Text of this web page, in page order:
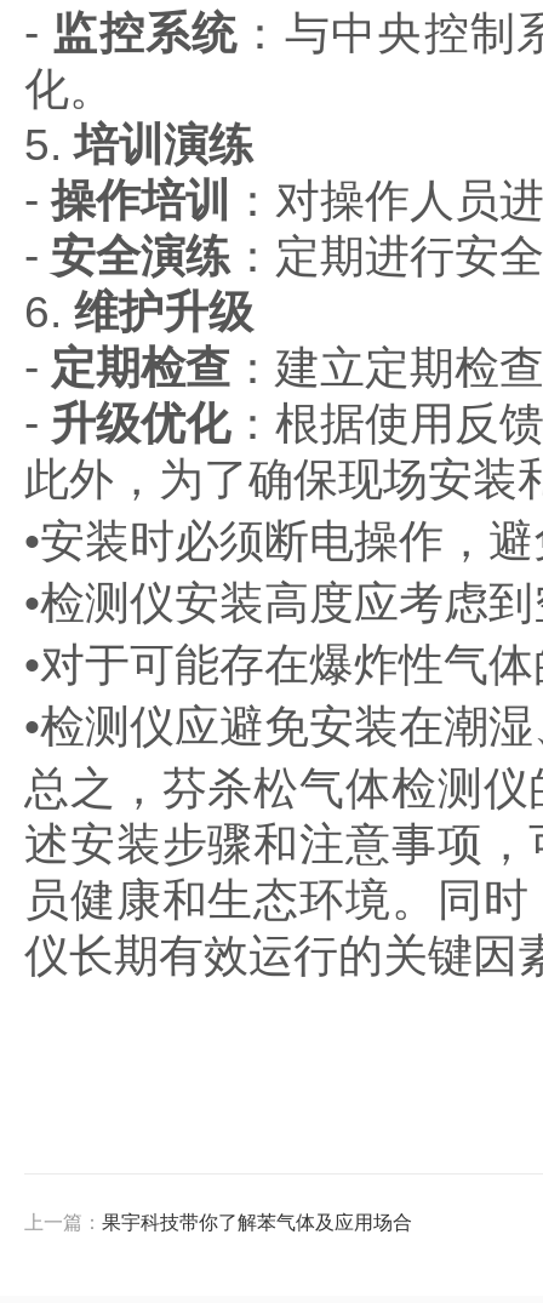
- 监控系统 ：与中央控
化。
5.培训演练
-操作培训
：对操作人员
- 安全演练 ：定期进行安
6. 维护升级
- 定期检查 ：建立定期检
- 升级优化：根据使用反
此外，为了确保现场安装
•安装时必须断电操作，
•检测仪安装高度应考虑
•对于可能存在爆炸性气
•检测仪应避免安装在潮
总之，芬杀松气体检测
述安装步骤和注意事项
员健康和生态环境。同
仪长期有效运行的关键因
上一篇： 果宇科技带你了解苯气体及应用场合